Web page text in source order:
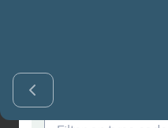
Vind codelijst
Vind codelijst